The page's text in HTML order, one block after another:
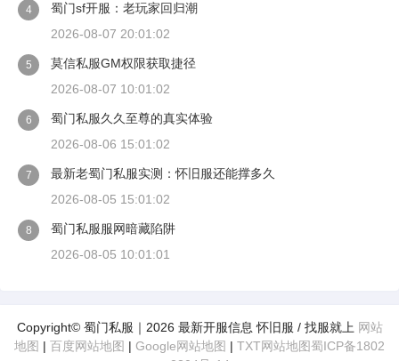
4
蜀门sf开服：老玩家回归潮
2026-08-07 20:01:02
5
莫信私服GM权限获取捷径
2026-08-07 10:01:02
6
蜀门私服久久至尊的真实体验
2026-08-06 15:01:02
7
最新老蜀门私服实测：怀旧服还能撑多久
2026-08-05 15:01:02
8
蜀门私服服网暗藏陷阱
2026-08-05 10:01:01
Copyright© 蜀门私服｜2026 最新开服信息 怀旧服 / 找服就上 网站
地图 | 百度网站地图 | Google网站地图 | TXT网站地图蜀ICP备1802